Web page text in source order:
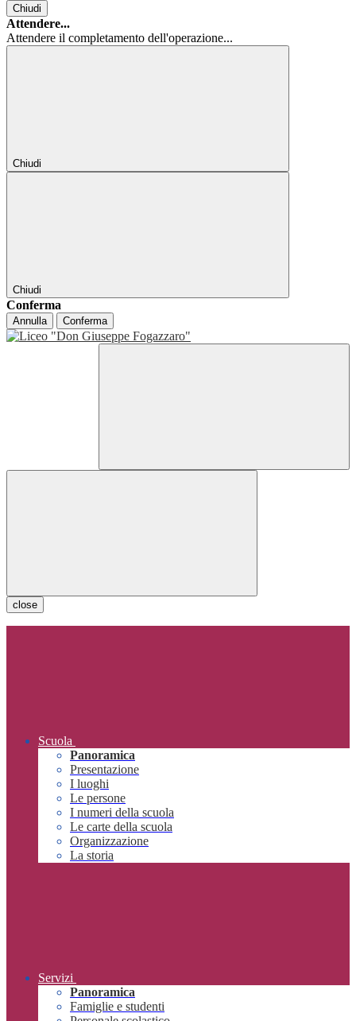
Chiudi
Attendere...
Attendere il completamento dell'operazione...
Chiudi
Chiudi
Conferma
Annulla Conferma
close
Scuola
Panoramica
Presentazione
I luoghi
Le persone
I numeri della scuola
Le carte della scuola
Organizzazione
La storia
Servizi
Panoramica
Famiglie e studenti